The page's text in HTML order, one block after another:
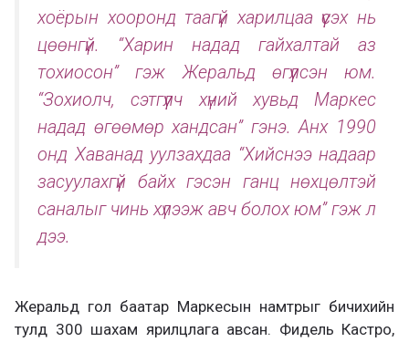
хоёрын хооронд таагүй харилцаа үүсэх нь
цөөнгүй. “Харин надад гайхалтай аз
тохиосон” гэж Жеральд өгүүлсэн юм.
“Зохиолч, сэтгүүлч хүний хувьд Маркес
надад өгөөмөр хандсан” гэнэ. Анх 1990
онд Хаванад уулзахдаа “Хийснээ надаар
засуулахгүй байх гэсэн ганц нөхцөлтэй
саналыг чинь хүлээж авч болох юм” гэж л
дээ.
Жеральд гол баатар Маркесын намтрыг бичихийн
тулд 300 шахам ярилцлага авсан. Фидель Кастро,